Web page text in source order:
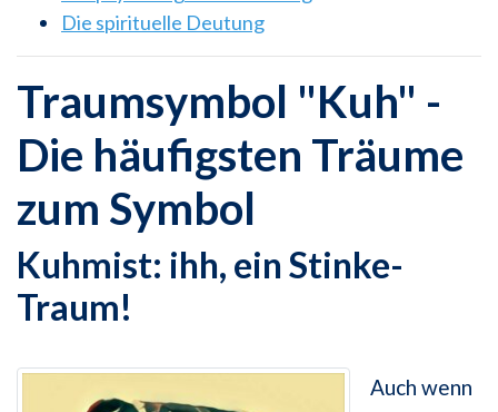
Die spirituelle Deutung
Traumsymbol "Kuh" -
Die häufigsten Träume
zum Symbol
Kuhmist: ihh, ein Stinke-
Traum!
Auch wenn